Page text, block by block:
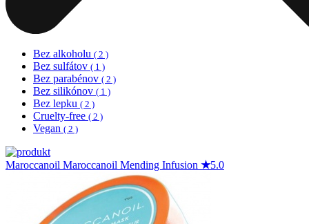
Bez alkoholu ( 2 )
Bez sulfátov ( 1 )
Bez parabénov ( 2 )
Bez silikónov ( 1 )
Bez lepku ( 2 )
Cruelty-free ( 2 )
Vegan ( 2 )
Maroccanoil Maroccanoil Mending Infusion ★5.0